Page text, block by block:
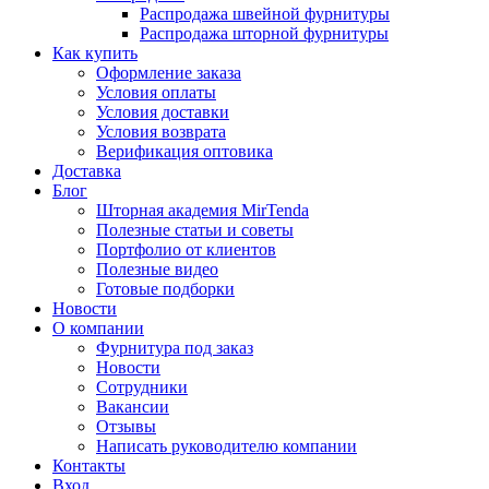
Распродажа швейной фурнитуры
Распродажа шторной фурнитуры
Как купить
Оформление заказа
Условия оплаты
Условия доставки
Условия возврата
Верификация оптовика
Доставка
Блог
Шторная академия MirTenda
Полезные статьи и советы
Портфолио от клиентов
Полезные видео
Готовые подборки
Новости
О компании
Фурнитура под заказ
Новости
Сотрудники
Вакансии
Отзывы
Написать руководителю компании
Контакты
Вход